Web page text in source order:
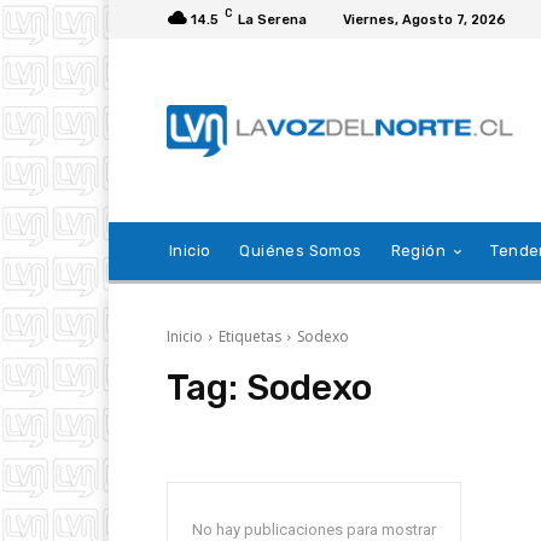
14.5 C La Serena Viernes, Agosto 7, 2026
Inicio Quiénes Somos Región
Inicio Etiquetas Sodexo
Tag: Sodexo
No hay publicaciones para mostrar